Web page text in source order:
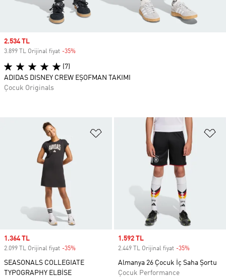
Favori Listesine Ekle
Sale price
1.364 TL
2.099 TL Orijinal fiyat -35%
SEASONALS COLLEGIATE
TYPOGRAPHY ELBİSE
Sale price
1.592 TL
2.449 TL Orijinal fiyat -35%
Almanya 26 Çocuk İç Saha Şortu
Çocuk Performance
Sale price
2.534 TL
3.899 TL Orijinal fiyat -35%
(7)
ADIDAS DISNEY CREW EŞOFMAN TAKIMI
Çocuk Originals